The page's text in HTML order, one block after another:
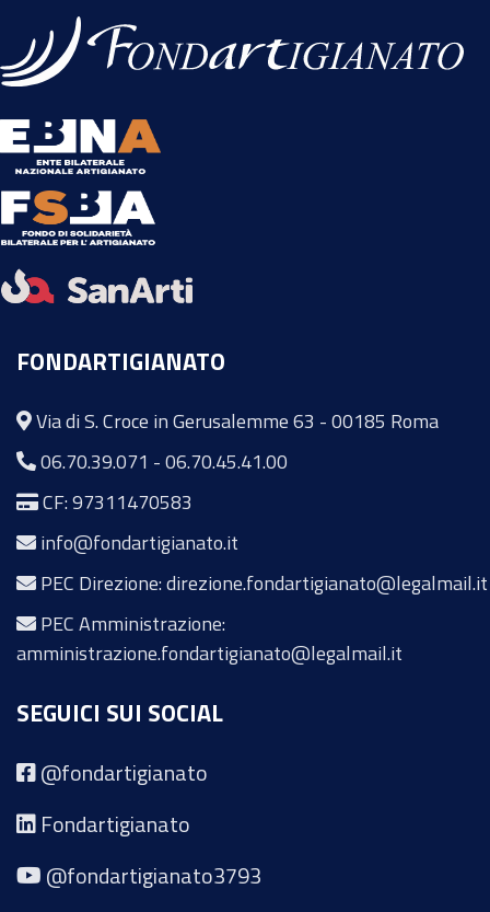
FONDARTIGIANATO
Via di S. Croce in Gerusalemme 63 - 00185 Roma
06.70.39.071 -06.70.45.41.00
CF: 97311470583
info@fondartigianato.it
PEC Direzione: direzione.fondartigianato@legalmail.it
PEC Amministrazione:
amministrazione.fondartigianato@legalmail.it
SEGUICI SUI SOCIAL
@fondartigianato
Fondartigianato
@fondartigianato3793